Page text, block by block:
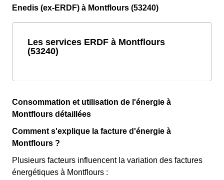
Enedis (ex-ERDF) à Montflours (53240)
Les services ERDF à Montflours
(53240)
Consommation et utilisation de l'énergie à
Montflours détaillées
Comment s'explique la facture d'énergie à
Montflours ?
Plusieurs facteurs influencent la variation des factures
énergétiques à Montflours :